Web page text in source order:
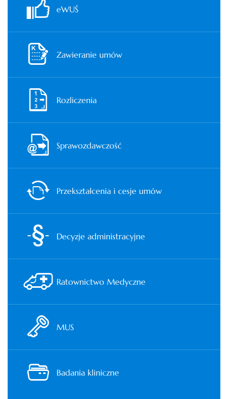
eWUŚ
Zawieranie umów
Rozliczenia
Sprawozdawczość
Przekształcenia i cesje umów
Decyzje administracyjne
Ratownictwo Medyczne
MUS
Badania kliniczne